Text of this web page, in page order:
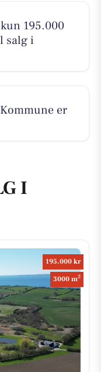
195.000
salg i
er
I
195.000 kr
3000 m2